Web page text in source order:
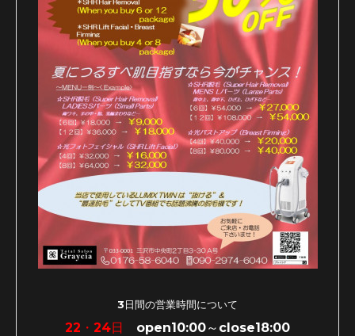
3日間の営業時間について
22・24日
open10:00～close18:00